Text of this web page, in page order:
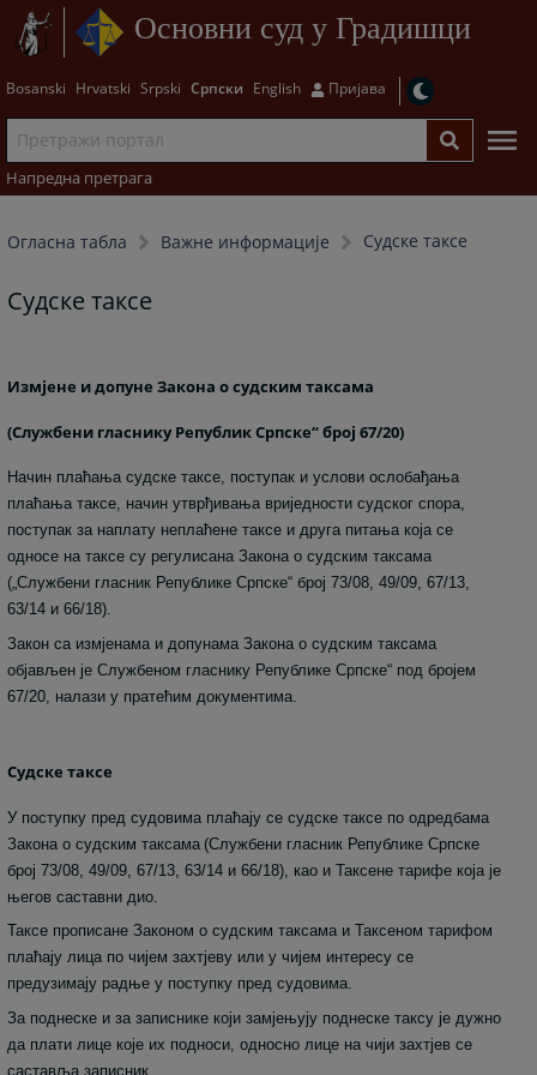
Основни суд у Градишци
Bosanski Hrvatski Srpski Српски English Пријава
Напредна претрага
Огласна табла Важне информације Судске таксе
Судске таксе
Измјене и допуне Закона о судским таксама
(Службени гласнику Републик Српске“ број 67/20)
Начин плаћања судске таксе, поступак и услови ослобађања
плаћања таксе, начин утврђивања вриједности судског спора,
поступак за наплату неплаћене таксе и друга питања која се
односе на таксе су регулисана Закона о судским таксама
(„Службени гласник Републике Српске“ број 73/08, 49/09, 67/13,
63/14 и 66/18).
Закон са измјенама и допунама Закона о судским таксама
објављен је Службеном гласнику Републике Српске“ под бројем
67/20, налази у пратећим документима.
Судске таксе
У поступку пред судовима плаћају се судске таксе по одредбама
Закона о судским таксама (Службени гласник Републике Српске
број 73/08, 49/09, 67/13, 63/14 и 66/18), као и Таксене тарифе која је
његов саставни дио.
Таксе прописане Законом о судским таксама и Таксеном тарифом
плаћају лица по чијем захтјеву или у чијем интересу се
предузимају радње у поступку пред судовима.
За поднеске и за записнике који замјењују поднеске таксу је дужно
да плати лице које их подноси, односно лице на чији захтјев се
саставља записник.